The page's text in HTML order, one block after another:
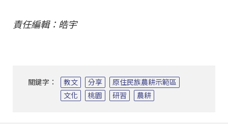
責任編輯：皓宇
關鍵字： 教文 分享
原住民族農耕示範區
文化
桃園 研習 農耕